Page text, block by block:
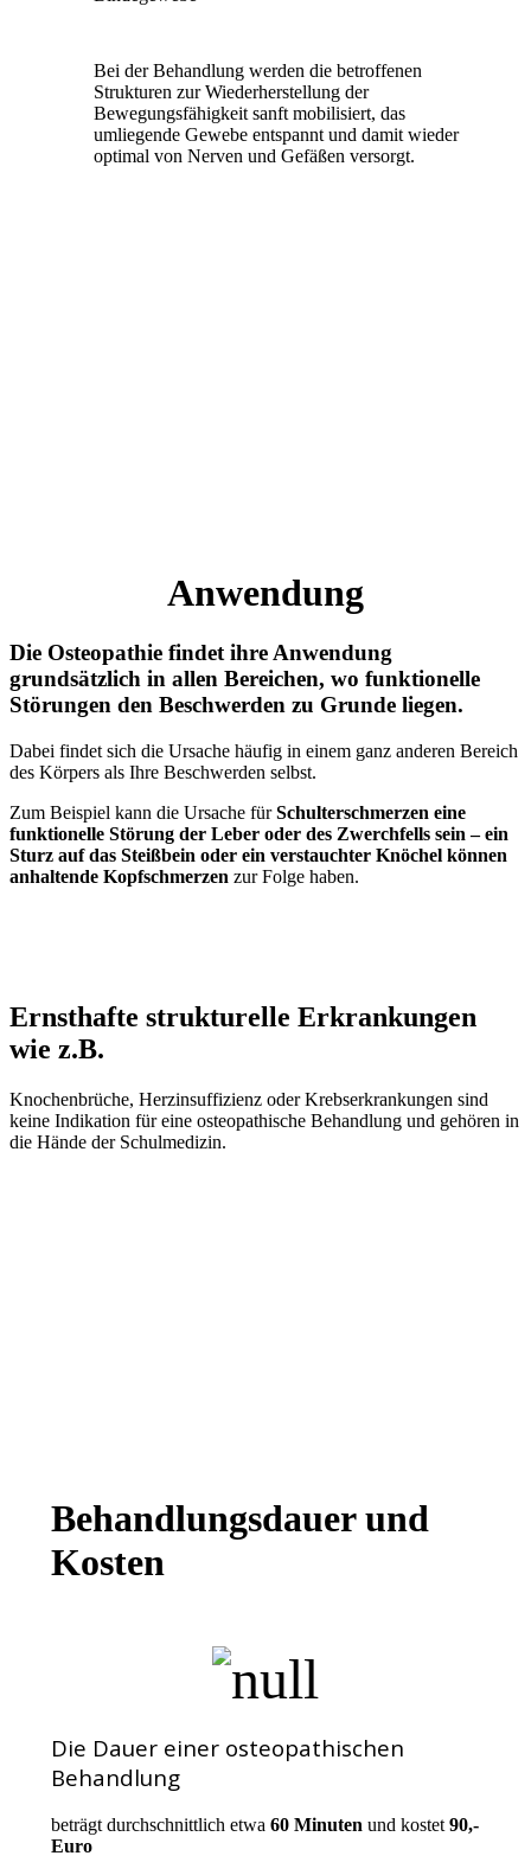
Bei der Behandlung werden die betroffenen
Strukturen zur Wiederherstellung der
Bewegungsfähigkeit sanft mobilisiert, das
umliegende Gewebe entspannt und damit wieder
optimal von Nerven und Gefäßen versorgt.
Anwendung
Die Osteopathie findet ihre Anwendung
grundsätzlich in allen Bereichen, wo funktionelle
Störungen den Beschwerden zu Grunde liegen.
Dabei findet sich die Ursache häufig in einem ganz anderen Bereich
des Körpers als Ihre Beschwerden selbst.
Zum Beispiel kann die Ursache fürSchulterschmerzen eine
funktionelle Störung der Leber oder des Zwerchfells sein – ein
Sturz auf das Steißbein oder ein verstauchter Knöchel können
anhaltende Kopfschmerzen zur Folge haben.
Ernsthafte strukturelle Erkrankungen
wie z.B.
Knochenbrüche, Herzinsuffizienz oder Krebserkrankungen sind
keine Indikation für eine osteopathische Behandlung und gehören in
die Hände der Schulmedizin.
Behandlungsdauer und
Kosten
Die Dauer einer osteopathischen
Behandlung
beträgt durchschnittlich etwa 60 Minuten und kostet 90,-
Euro